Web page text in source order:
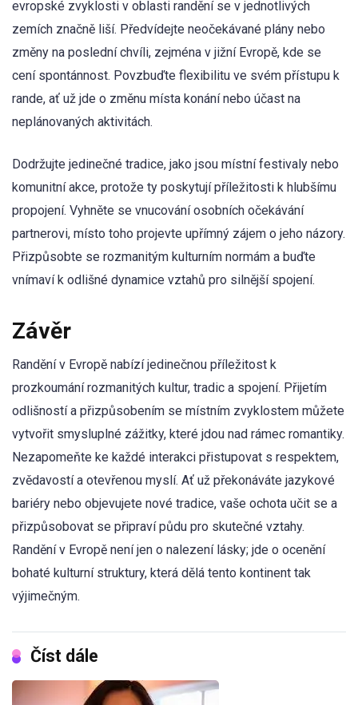
evropské zvyklosti v oblasti randění se v jednotlivých
zemích značně liší. Předvídejte neočekávané plány nebo
změny na poslední chvíli, zejména v jižní Evropě, kde se
cení spontánnost. Povzbuďte flexibilitu ve svém přístupu k
rande, ať už jde o změnu místa konání nebo účast na
neplánovaných aktivitách.
Dodržujte jedinečné tradice, jako jsou místní festivaly nebo
komunitní akce, protože ty poskytují příležitosti k hlubšímu
propojení. Vyhněte se vnucování osobních očekávání
partnerovi, místo toho projevte upřímný zájem o jeho názory.
Přizpůsobte se rozmanitým kulturním normám a buďte
vnímaví k odlišné dynamice vztahů pro silnější spojení.
Závěr
Randění v Evropě nabízí jedinečnou příležitost k
prozkoumání rozmanitých kultur, tradic a spojení. Přijetím
odlišností a přizpůsobením se místním zvyklostem můžete
vytvořit smysluplné zážitky, které jdou nad rámec romantiky.
Nezapomeňte ke každé interakci přistupovat s respektem,
zvědavostí a otevřenou myslí. Ať už překonáváte jazykové
bariéry nebo objevujete nové tradice, vaše ochota učit se a
přizpůsobovat se připraví půdu pro skutečné vztahy.
Randění v Evropě není jen o nalezení lásky; jde o ocenění
bohaté kulturní struktury, která dělá tento kontinent tak
výjimečným.
Číst dále